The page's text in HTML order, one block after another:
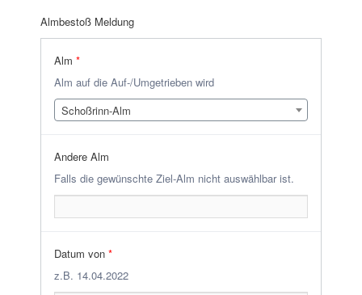
Almbestoß Meldung
Alm*
Alm auf die Auf-/Umgetrieben wird
Schoßrinn-Alm
Andere Alm
Falls die gewünschte Ziel-Alm nicht auswählbar ist.
Datum von*
z.B. 14.04.2022